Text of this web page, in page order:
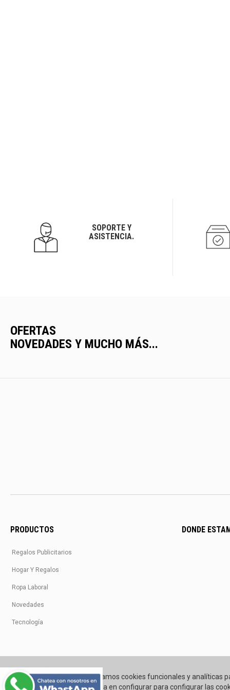
SOPORTE Y
ASISTENCIA.
OFERTAS
NOVEDADES Y MUCHO MÁS...
PRODUCTOS
Regalos Publicitarios
Hogar Y Regalos
Ropa Laboral
Novedades
Tecnología
DONDE
Utilizamos cookies funcionales y analíticas
Pincha en configurar para configurar las